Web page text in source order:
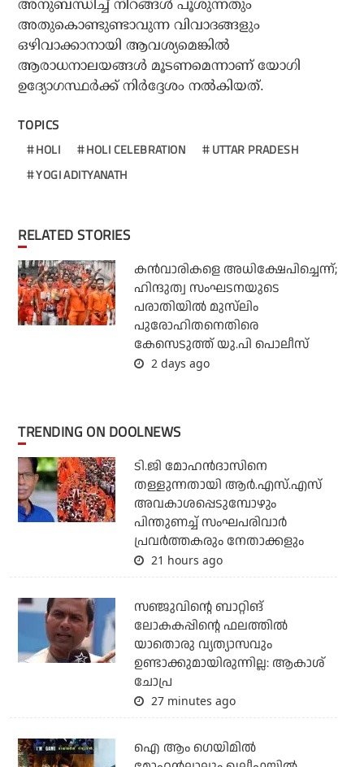
അനുബന്ധിച്ച് നിറങ്ങള്‍ പൂശുന്നതും
അതുകൊണ്ടുണ്ടാവുന്ന വിവാദങ്ങളും
ഒഴിവാക്കാനായി ആവശ്യമെങ്കില്‍
ആരാധനാലയങ്ങള്‍ മൂടണമെന്നാണ് യോഗി
ഉദ്യോഗസ്ഥര്‍ക്ക് നിര്‍ദ്ദേശം നല്‍കിയത്.
TOPICS
HOLI HOLI CELEBRATION
UTTAR PRADESH
YOGI ADITYANATH
RELATED STORIES
കന്‍വാരികളെ അധിക്ഷേപിച്ചെന്ന്;
ഹിന്ദുത്വ സംഘടനയുടെ
പരാതിയില്‍ മുസ്‌ലിം
പുരോഹിതനെതിരെ
കേസെടുത്ത് യു.പി പൊലീസ്
2 days ago
TRENDING ON DOOLNEWS
ടി.ജി മോഹന്‍ദാസിനെ
തള്ളുന്നതായി ആര്‍.എസ്.എസ്
അവകാശപ്പെടുമ്പോഴും
പിന്തുണച്ച് സംഘപരിവാര്‍
പ്രവര്‍ത്തകരും നേതാക്കളും
21 hours ago
സഞ്ജുവിന്റെ ബാറ്റിങ്
ലോകകപ്പിന്റെ ഫലത്തില്‍
യാതൊരു വ്യത്യാസവും
ഉണ്ടാക്കുമായിരുന്നില്ല: ആകാശ്
ചോപ്ര
27 minutes ago
ഐ ആം ഗെയിമില്‍